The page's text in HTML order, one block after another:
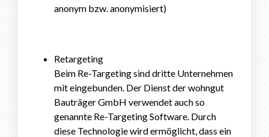
anonym bzw. anonymisiert)
Retargeting
Beim Re-Targeting sind dritte Unternehmen
mit eingebunden. Der Dienst der wohngut
Bauträger GmbH verwendet auch so
genannte Re-Targeting Software. Durch
diese Technologie wird ermöglicht, dass ein